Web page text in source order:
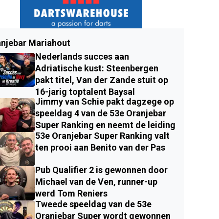
Mariahout
Nederlands succes aan
Adriatische kust: Steenbergen
pakt titel, Van der Zande stuit op
16-jarig toptalent Baysal
Jimmy van Schie pakt dagzege op
speeldag 4 van de 53e Oranjebar
Super Ranking en neemt de leiding
53e Oranjebar Super Ranking valt
ten prooi aan Benito van der Pas
Pub Qualifier 2 is gewonnen door
Michael van de Ven, runner-up
werd Tom Reniers
Tweede speeldag van de 53e
Oranjebar Super wordt gewonnen